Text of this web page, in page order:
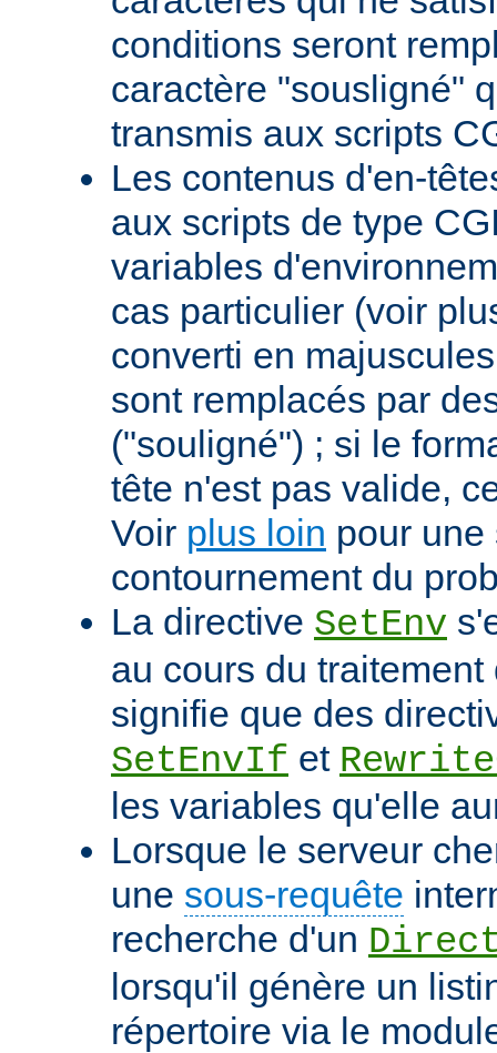
conditions seront
caractère "sousligné"
transmis aux scripts
Les contenus d'en-
aux scripts de type
variables
cas particulier (voir
converti en
sont remplacés par
("souligné") ; si le
tête n'est pas valide,
Voir plus loin pour
contournement du
La directive SetEnv
au cours du
signifie que des
SetEnvIf et
les variables qu'elle
Lorsque le serveur
une sous-requête
recherche d'un
lorsqu'il génère un
répertoire via le